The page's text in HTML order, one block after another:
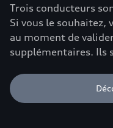
Trois conducteurs
Si vous le souhaitez,
au moment de
supplémentaires. Ils